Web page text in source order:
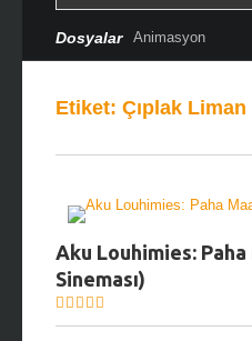
Dosyalar Animasyon
Etiket: Çıplak Liman
Aku Louhimies:
Sineması)